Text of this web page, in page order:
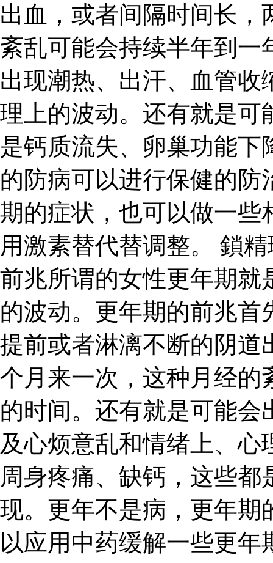
出血，或者间隔时间长
紊乱可能会持续半年到一
出现潮热、出汗、血管
理上的波动。还有就是可
是钙质流失、卵巢功能
的防病可以进行保健的
期的症状，也可以做一些
用激素替代替调整。 鎖
前兆所谓的女性更年期就
的波动。更年期的前兆
提前或者淋漓不断的阴道
个月来一次，这种月经的
的时间。还有就是可能
及心烦意乱和情绪上、
周身疼痛、缺钙，这些
现。更年不是病，更年期
以应用中药缓解一些更